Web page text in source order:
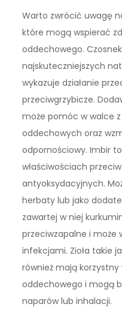
Warto zwrócić uwagę
które mogą wspierać
oddechowego.
najskuteczniejszych
wykazuje działanie
przeciwgrzybicze.
może pomóc w walce
oddechowych oraz
odpornościowy. Imbir
właściwościach
antyoksydacyjnych.
herbaty lub jako
zawartej w niej
przeciwzapalne i może
infekcjami. Zioła takie
również mają korzystny
oddechowego i mogą
naparów lub inhalacji.